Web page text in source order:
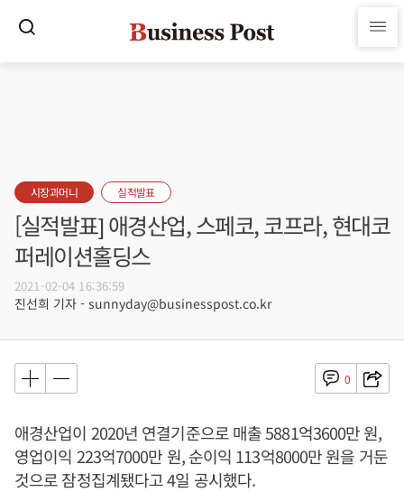
시장과머니 실적발표
[실적발표] 애경산업, 스페코, 코프라, ​​​​​​​현대코
퍼레이션홀딩스
2021-02-04 16:36:59
진선희 기자 - sunnyday@businesspost.co.kr
0
애경산업이 2020년 연결기준으로 매출 5881억3600만 원,
영업이익 223억7000만 원, 순이익 113억8000만 원을 거둔
것으로 잠정집계됐다고 4일 공시했다.